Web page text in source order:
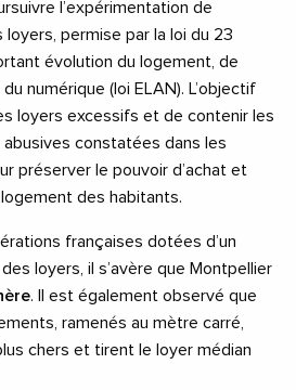
l’expérimentation de
loyers, permise par la loi du 23
évolution du logement, de
numérique (loi ELAN). L’objectif
loyers excessifs et de contenir les
abusives constatées dans les
préserver le pouvoir d’achat et
des habitants.
françaises dotées d’un
loyers, il s’avère que Montpellier
. Il est également observé que
ramenés au mètre carré,
chers et tirent le loyer médian